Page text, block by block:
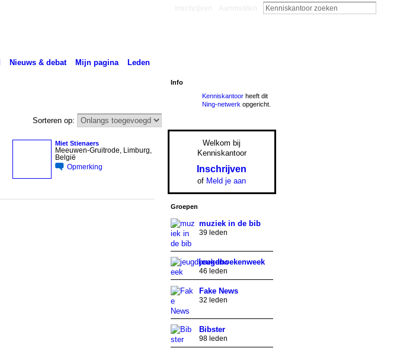
Nieuws & debat Mijn pagina Leden
Sorteren op:
Miet Stienaers
Meeuwen-Gruitrode, Limburg,
België
Opmerking
Info
Kenniskantoorheeft dit
Ning-netwerk opgericht.
Welkom bij
Kenniskantoor
Inschrijven
of Meld je aan
Groepen
muziek in de bib
39 leden
jeugdboekenweek
46 leden
Fake News
32 leden
Bibster
98 leden